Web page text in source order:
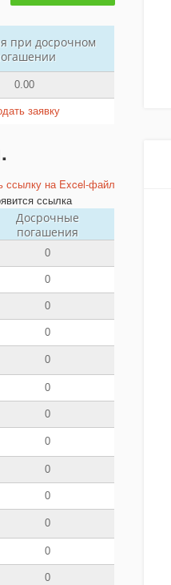
при досрочном
0.00
заявку
ссылку на Excel-файл
ссылка
Досрочные
погашения
0
0
0
0
0
0
0
0
0
0
0
0
0